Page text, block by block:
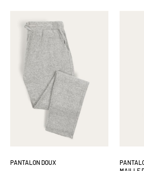
PANTALON DOUX